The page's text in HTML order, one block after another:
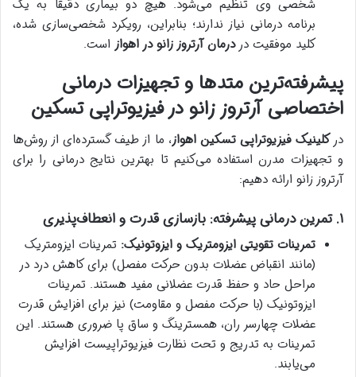
شخصی وی تنظیم می‌شود. هیچ دو بیماری دقیقاً به یک
برنامه درمانی نیاز ندارند؛ بنابراین، رویکرد شخصی‌سازی شده،
کلید موفقیت دردرمان آرتروز زانو در اهواز است.
پیشرفته‌ترین متدها و تجهیزات درمانی
اختصاصی آرتروز زانو در فیزیوتراپی تسکین
درکلینیک فیزیوتراپی تسکین اهواز، ما از طیف گسترده‌ای از روش‌ها
و تجهیزات مدرن استفاده می‌کنیم تا بهترین نتایج درمانی را برای
آرتروز زانو ارائه دهیم:
۱. تمرین درمانی پیشرفته: بازسازی قدرت و انعطاف‌پذیری
تمرینات تقویتی ایزومتریک و ایزوتونیک: تمرینات ایزومتریک
(مانند انقباض عضلات بدون حرکت مفصل) برای کاهش درد در
مراحل حاد و حفظ قدرت عضلانی مفید هستند. تمرینات
ایزوتونیک (با حرکت مفصل و مقاومت) نیز برای افزایش قدرت
عضلات چهارسر ران، همسترینگ و ساق پا ضروری هستند. این
تمرینات به تدریج و تحت نظارت فیزیوتراپیست افزایش
می‌یابند.